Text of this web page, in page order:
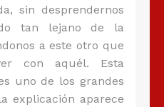
sin desprendernos
tan lejano de la
a este otro que
con aquél. Esta
uno de los grandes
explicación aparece